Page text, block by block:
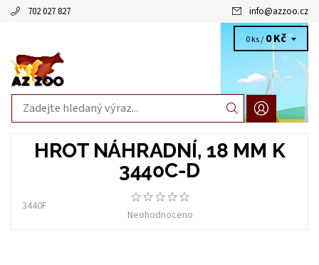
702 027 827 info@azzoo.cz
0 ks / 0 Kč
HROT NÁHRADNÍ, 18 MM K
3440C-D
3440F
Neohodnoceno